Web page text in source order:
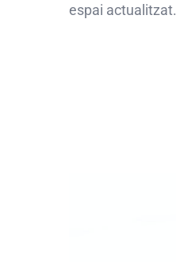
espai actualitzat.